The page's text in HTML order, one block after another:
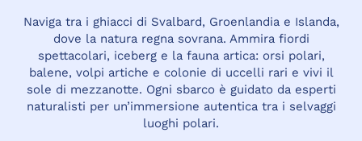
Naviga tra i ghiacci di Svalbard, Groenlandia e Islanda,
dove la natura regna sovrana. Ammira fiordi
spettacolari, iceberg e la fauna artica: orsi polari,
balene, volpi artiche e colonie di uccelli rari e vivi il
sole di mezzanotte. Ogni sbarco è guidato da esperti
naturalisti per un’immersione autentica tra i selvaggi
luoghi polari.